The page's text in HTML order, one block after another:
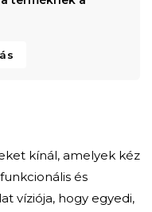
kínál, amelyek kéz
és
víziója, hogy egyedi,